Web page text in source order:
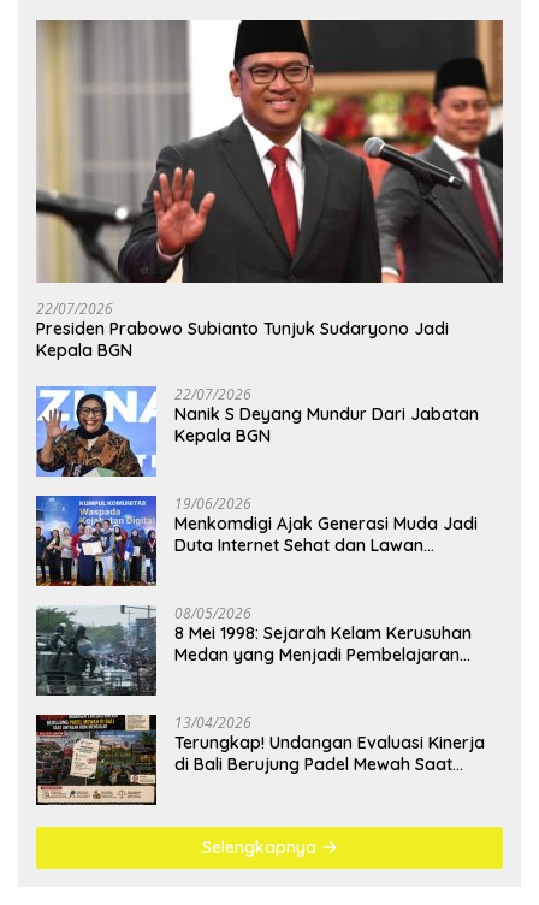
22/07/2026
Presiden Prabowo Subianto Tunjuk Sudaryono Jadi
Kepala BGN
22/07/2026
Nanik S Deyang Mundur Dari Jabatan
Kepala BGN
19/06/2026
Menkomdigi Ajak Generasi Muda Jadi
Duta Internet Sehat dan Lawan
08/05/2026
8 Mei 1998: Sejarah Kelam Kerusuhan
Medan yang Menjadi Pembelajaran
13/04/2026
Terungkap! Undangan Evaluasi Kinerja
di Bali Berujung Padel Mewah Saat
Selengkapnya